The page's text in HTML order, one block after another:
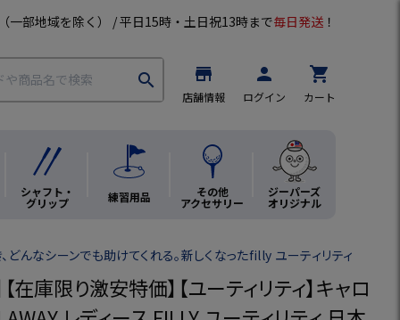
一部地域を除く） / 平日15時・土日祝13時まで毎日発送 ！
search store
店舗情報
person
ログイン
shopping_cart
カート
シャフト・
グリップ 練習用品 その他
アクセサリー
ジーパーズ
オリジナル
どんなシーンでも助けてくれる。新しくなったfilly ユーティリティ
在庫限り激安特価】【ユーティリティ】キャロ